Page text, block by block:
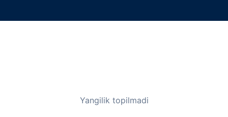
Yangilik topilmadi